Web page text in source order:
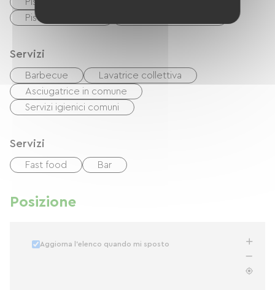
Piscina riscaldata
Servizi
Barbecue
Lavatrice collettiva
Asciugatrice in comune
Servizi igienici comuni
Servizi
Fast food Bar
Posizione
Aggiorna l'elenco quando mi sposto